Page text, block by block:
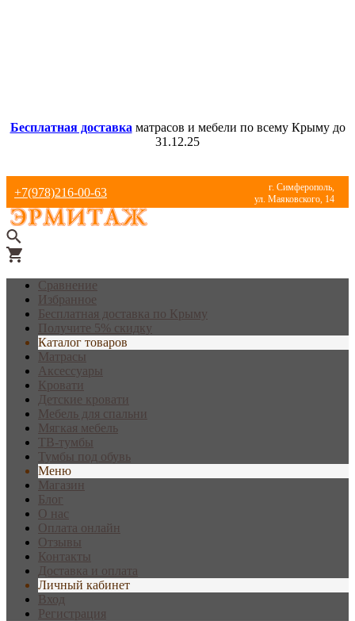
Бесплатная доставка матрасов и мебели по всему Крыму до
31.12.25
+7(978)216-00-63
г. Симферополь,
ул. Маяковского, 14
Сравнение
Избранное
Бесплатная доставка по Крыму
Получите 5% скидку
Каталог товаров
Матрасы
Аксессуары
Кровати
Детские кровати
Мебель для спальни
Мягкая мебель
ТВ-тумбы
Тумбы под обувь
Меню
Магазин
Блог
О нас
Оплата онлайн
Отзывы
Контакты
Доставка и оплата
Личный кабинет
Вход
Регистрация